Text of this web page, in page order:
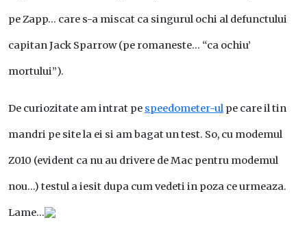
pe Zapp… care s-a miscat ca singurul ochi al defunctului
capitan Jack Sparrow (pe romaneste… “ca ochiu’
mortului”).
De curiozitate am intrat pe speedometer-ul pe care il tin
mandri pe site la ei si am bagat un test. So, cu modemul
Z010 (evident ca nu au drivere de Mac pentru modemul
nou…) testul a iesit dupa cum vedeti in poza ce urmeaza.
Lame…